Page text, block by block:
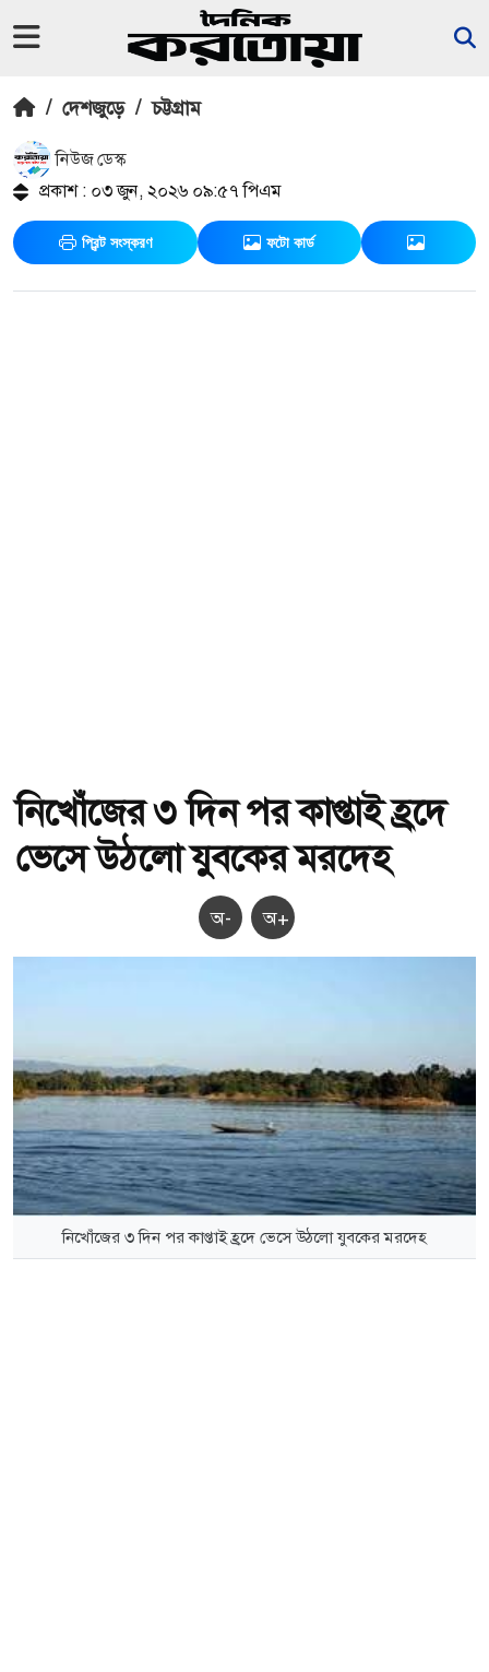
/ দেশজুড়ে / চট্টগ্রাম
নিউজ ডেস্ক
প্রকাশ : ০৩ জুন, ২০২৬ ০৯:৫৭ পিএম
প্রিন্ট সংস্করণ ফটো কার্ড
নিখোঁজের ৩ দিন পর কাপ্তাই হ্রদে
ভেসে উঠলো যুবকের মরদেহ
অ- অ+
নিখোঁজের ৩ দিন পর কাপ্তাই হ্রদে ভেসে উঠলো যুবকের মরদেহ